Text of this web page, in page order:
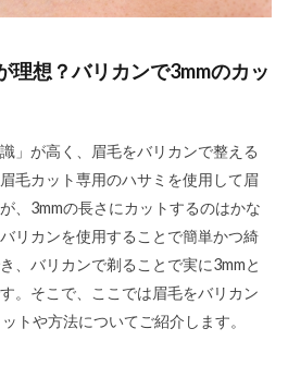
理想？バリカンで3mmのカッ
」が高く、眉毛をバリカンで整える
毛カット専用のハサミを使用して眉
、3mmの長さにカットするのはかな
リカンを使用することで簡単かつ綺
、バリカンで剃ることで実に3mmと
。そこで、ここでは眉毛をバリカン
トや方法についてご紹介します。